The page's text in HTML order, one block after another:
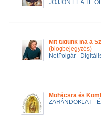
JÖJJÖN EL A TE
Mit tudunk ma a
(blogbejegyzés)
NetPolgár -
Mohácsra és
ZARÁNDOKLAT -